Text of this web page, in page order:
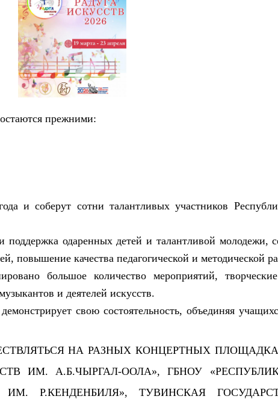
прежними:
и соберут сотни талантливых участников
поддержка одаренных детей и талантливой молодежи,
повышение качества педагогической и методической
большое количество мероприятий,
и деятелей искусств.
свою состоятельность, объединяя
НА РАЗНЫХ КОНЦЕРТНЫХ
ИМ. А.Б.ЧЫРГАЛ-ООЛА», ГБНОУ
Р.КЕНДЕНБИЛЯ», ТУВИНСКАЯ